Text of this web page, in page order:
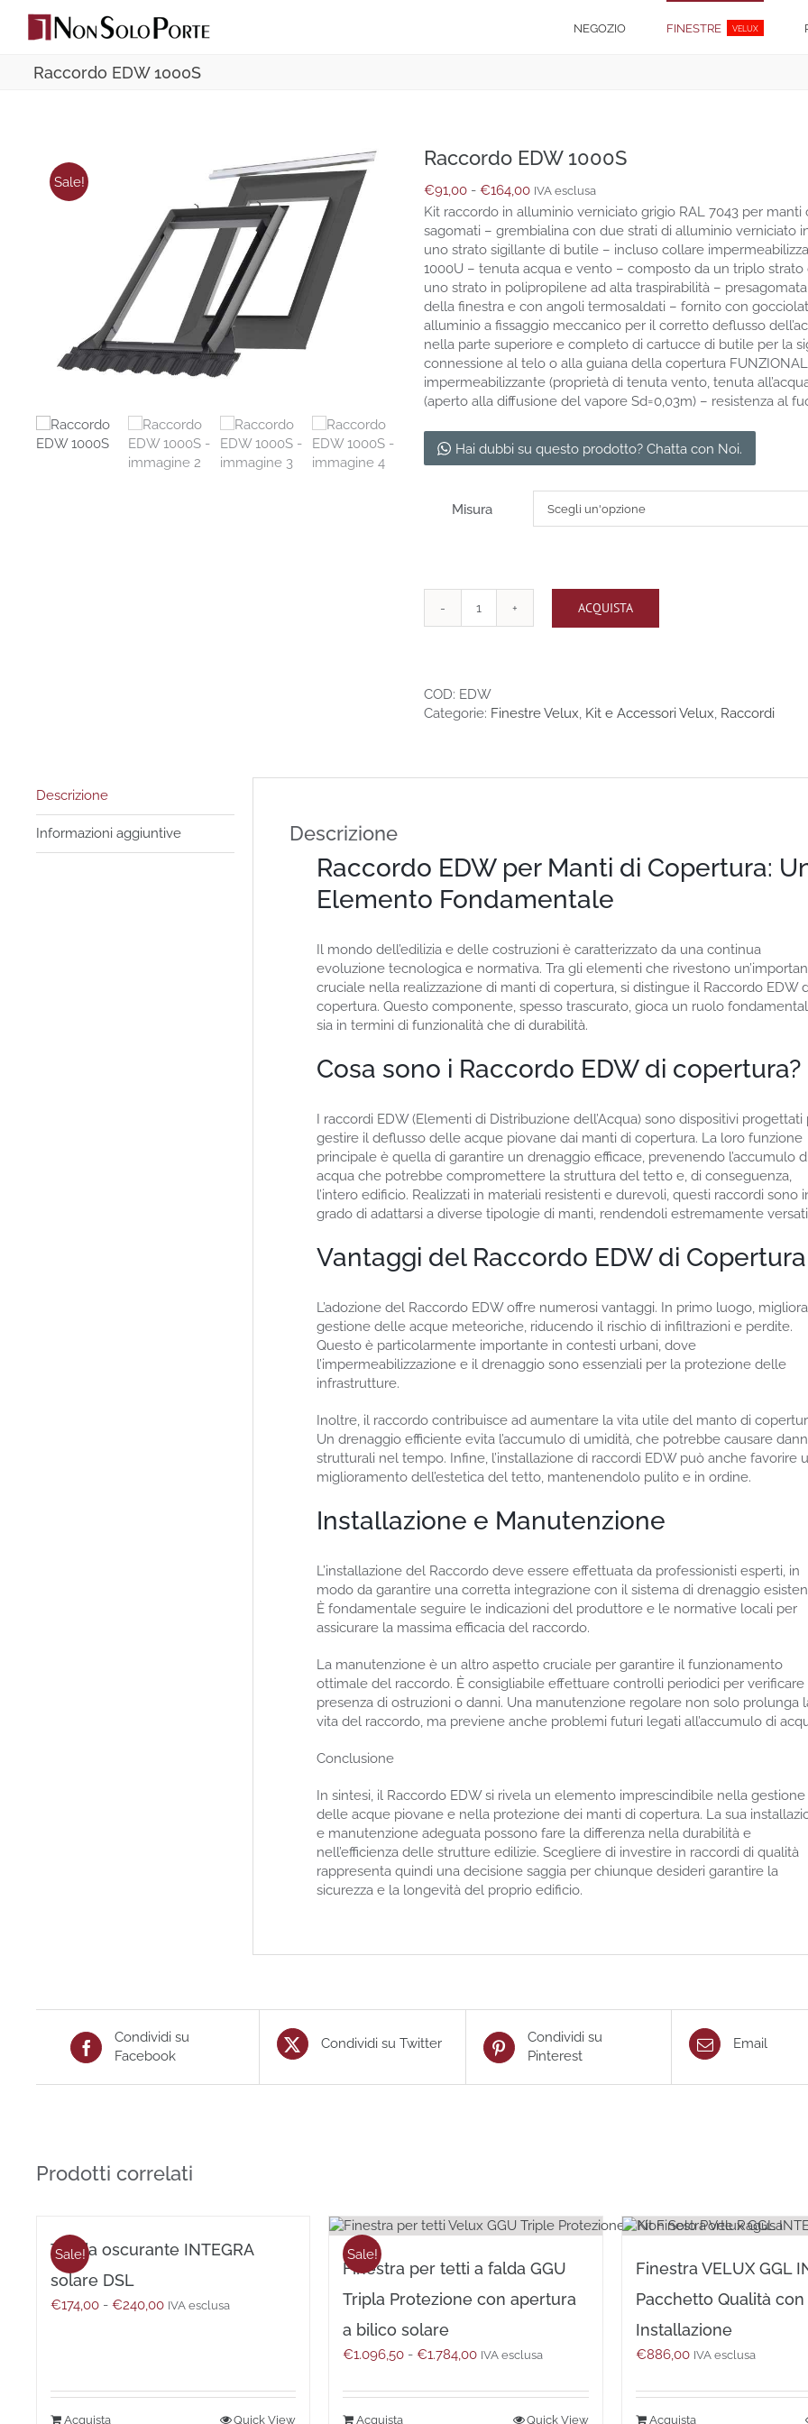
contenuto
NEGOZIO FINESTRE VELUX
Raccordo EDW 1000S
Sale!
Raccordo EDW 1000S
€91,00 - €164,00Fascia
di
prezzo:
da
€91,00
a
€164,00
IVA esclusa
Kit raccordo in alluminio verniciato grigio RAL 7043 per manti
sagomati – grembialina con due strati di alluminio verniciato
uno strato sigillante di butile – incluso collare
1000U – tenuta acqua e vento – composto da un triplo strato
uno strato in polipropilene ad alta traspirabilità –
della finestra e con angoli termosaldati – fornito con
alluminio a fissaggio meccanico per il corretto deflusso
nella parte superiore e completo di cartucce di butile per la
connessione al telo o alla guiana della copertura
impermeabilizzante (proprietà di tenuta vento, tenuta
(aperto alla diffusione del vapore Sd=0,03m) – resistenza al
Hai dubbi su questo prodotto? Chatta con Noi.
Misura
Raccordo
ACQUISTA
COD: EDW
Categorie: Finestre Velux, Kit e Accessori Velux, Raccordi
Descrizione
Informazioni aggiuntive Descrizione
Raccordo EDW per Manti di Copertura:
Elemento Fondamentale
Il mondo dell’edilizia e delle costruzioni è caratterizzato da una continua
evoluzione tecnologica e normativa. Tra gli elementi che rivestono
cruciale nella realizzazione di manti di copertura, si distingue il Raccordo EDW
copertura. Questo componente, spesso trascurato, gioca un ruolo
sia in termini di funzionalità che di durabilità.
Cosa sono i Raccordo EDW di copertura?
I raccordi EDW (Elementi di Distribuzione dell’Acqua) sono dispositivi progettati
gestire il deflusso delle acque piovane dai manti di copertura. La loro funzione
principale è quella di garantire un drenaggio efficace, prevenendo l’accumulo di
acqua che potrebbe compromettere la struttura del tetto e, di conseguenza,
l’intero edificio. Realizzati in materiali resistenti e durevoli, questi raccordi sono
grado di adattarsi a diverse tipologie di manti, rendendoli estremamente
Vantaggi del Raccordo EDW di Copertura
L’adozione del Raccordo EDW offre numerosi vantaggi. In primo luogo,
gestione delle acque meteoriche, riducendo il rischio di infiltrazioni e perdite.
Questo è particolarmente importante in contesti urbani, dove
l’impermeabilizzazione e il drenaggio sono essenziali per la protezione delle
infrastrutture.
Inoltre, il raccordo contribuisce ad aumentare la vita utile del manto di
Un drenaggio efficiente evita l’accumulo di umidità, che potrebbe causare
strutturali nel tempo. Infine, l’installazione di raccordi EDW può anche favorire
miglioramento dell’estetica del tetto, mantenendolo pulito e in ordine.
Installazione e Manutenzione
L’installazione del Raccordo deve essere effettuata da professionisti esperti, in
modo da garantire una corretta integrazione con il sistema di drenaggio
È fondamentale seguire le indicazioni del produttore e le normative locali per
assicurare la massima efficacia del raccordo.
La manutenzione è un altro aspetto cruciale per garantire il funzionamento
ottimale del raccordo. È consigliabile effettuare controlli periodici per verificare
presenza di ostruzioni o danni. Una manutenzione regolare non solo prolunga
vita del raccordo, ma previene anche problemi futuri legati all’accumulo di
Conclusione
In sintesi, il Raccordo EDW si rivela un elemento imprescindibile nella gestione
delle acque piovane e nella protezione dei manti di copertura. La sua
e manutenzione adeguata possono fare la differenza nella durabilità e
nell’efficienza delle strutture edilizie. Scegliere di investire in raccordi di qualità
rappresenta quindi una decisione saggia per chiunque desideri garantire la
sicurezza e la longevità del proprio edificio.
Condividi su
Facebook
Condividi su Twitter
Condividi su
Pinterest
Email
Prodotti correlati
Sale!
Tenda oscurante INTEGRA
solare DSL
€174,00 - €240,00Fascia
a
IVA esclusa
Questo Quick View
Sale!
Finestra per tetti a falda GGU
Tripla Protezione con apertura
a bilico solare
€1.096,50 - €1.784,00Fascia
prezzo:
IVA esclusa
Questo Quick View
Finestra VELUX GGL
Pacchetto Qualità con
Installazione
€886,00 IVA esclusa
Acquista